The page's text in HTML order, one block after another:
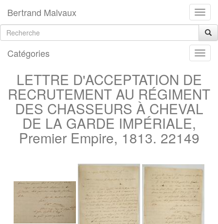
Bertrand Malvaux
Catégories
LETTRE D'ACCEPTATION DE
RECRUTEMENT AU RÉGIMENT
DES CHASSEURS À CHEVAL
DE LA GARDE IMPÉRIALE,
Premier Empire, 1813. 22149